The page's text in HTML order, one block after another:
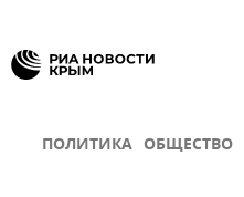
ПОЛИТИКА ОБЩЕСТВО